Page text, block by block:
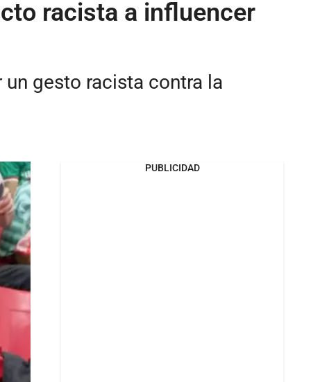
racista a influencer
gesto racista contra la
PUBLICIDAD